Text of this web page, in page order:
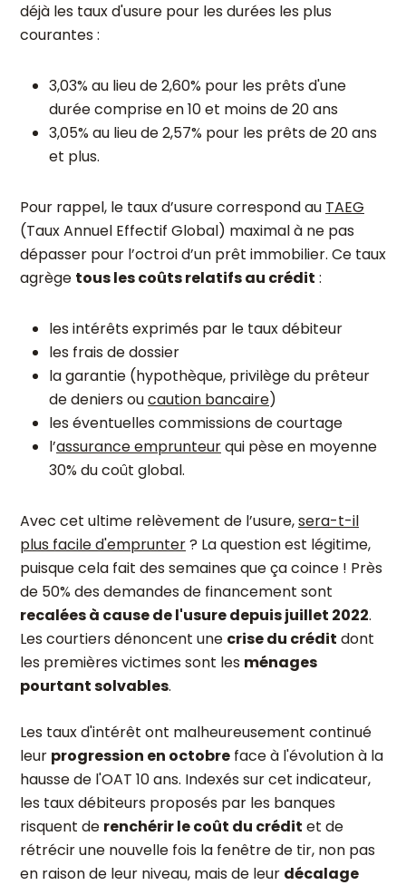
déjà les taux d'usure pour les durées les plus
courantes :
3,03% au lieu de 2,60% pour les prêts d'une
durée comprise en 10 et moins de 20 ans
3,05% au lieu de 2,57% pour les prêts de 20 ans
et plus.
Pour rappel, le taux d’usure correspond au TAEG
(Taux Annuel Effectif Global) maximal à ne pas
dépasser pour l’octroi d’un prêt immobilier. Ce taux
agrège tous les coûts relatifs au crédit :
les intérêts exprimés par le taux débiteur
les frais de dossier
la garantie (hypothèque, privilège du prêteur
de deniers oucaution bancaire)
les éventuelles commissions de courtage
l’assurance emprunteurqui pèse en moyenne
30% du coût global.
Avec cet ultime relèvement de l’usure,sera-t-il
plus facile d'emprunter? La question est légitime,
puisque cela fait des semaines que ça coince ! Près
de 50% des demandes de financement sont
recalées à cause de l'usure depuis juillet 2022.
Les courtiers dénoncent une crise du crédit dont
les premières victimes sont les ménages
pourtant solvables.
Les taux d'intérêt ont malheureusement continué
leur progression en octobre face à l'évolution à la
hausse de l'OAT 10 ans. Indexés sur cet indicateur,
les taux débiteurs proposés par les banques
risquent de renchérir le coût du crédit et de
rétrécir une nouvelle fois la fenêtre de tir, non pas
en raison de leur niveau, mais de leur décalage